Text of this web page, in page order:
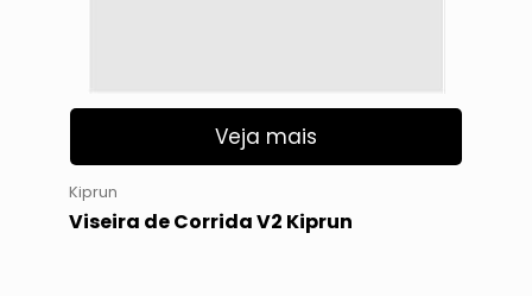
Veja mais
Kiprun
Viseira de Corrida V2 Kiprun